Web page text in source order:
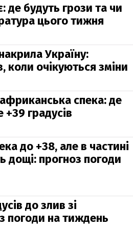
де будуть грози та чи
цього тижня
Україну:
коли очікуються зміни
спека: де
градусів
до +38, але в частині
дощі: прогноз погоди
до злив зі
погоди на тиждень